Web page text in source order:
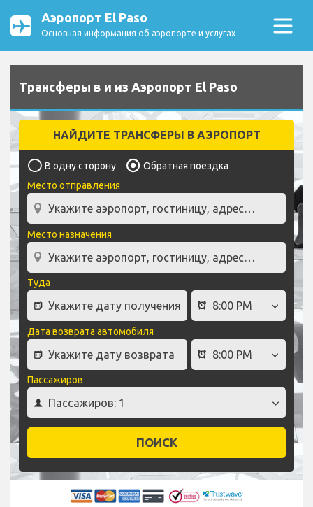
Аэропорт El Paso
Основная информация об аэропорте и услугах
Трансферы в и из Аэропорт El Paso
НАЙДИТЕ ТРАНСФЕРЫ В АЭРОПОРТ
В одну сторону
Обратная поездка
Место отправления
Место назначения
Туда
Дата возврата автомобиля
Пассажиров
ПОИСК